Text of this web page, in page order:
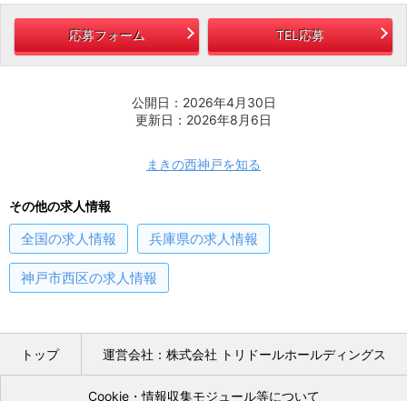
応募フォーム TEL応募
公開日：2026年4月30日
更新日：2026年8月6日
まきの西神戸を知る
その他の求人情報
全国の求人情報 兵庫県の求人情報
神戸市西区の求人情報
トップ 運営会社：株式会社 トリドールホールディングス
Cookie・情報収集モジュール等について